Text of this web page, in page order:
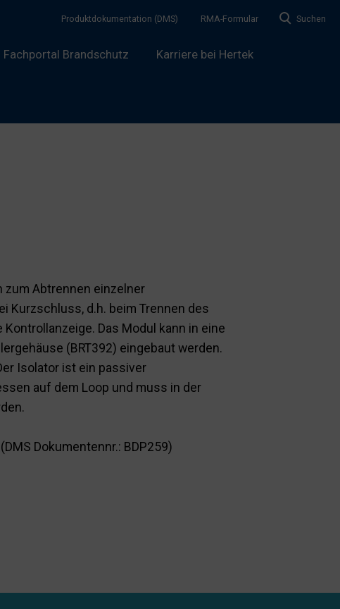
Fachportal Brandschutz Karriere bei Hertek
Produktdokumentation (DMS) RMA-Formular Suchen
zum Abtrennen einzelner
Kurzschluss, d.h. beim Trennen des
Das Modul kann in eine
(BRT392) eingebaut werden.
Isolator ist ein passiver
auf dem Loop und muss in der
Dokumentennr.: BDP259)